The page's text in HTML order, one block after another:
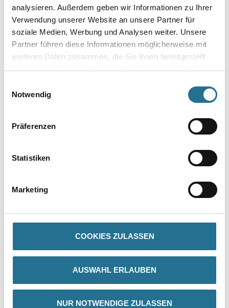
analysieren. Außerdem geben wir Informationen zu Ihrer
Verwendung unserer Website an unsere Partner für
soziale Medien, Werbung und Analysen weiter. Unsere
Partner führen diese Informationen möglicherweise mit
weiteren Daten zusammen, die Sie ihnen bereitgestellt
haben oder die sie im Rahmen Ihrer Nutzung der Dienste
Notwendig
Präferenzen
Statistiken
Marketing
COOKIES ZULASSEN
AUSWAHL ERLAUBEN
NUR NOTWENDIGE ZULASSEN
Breite in centimeter
Gebinde
Produkteigenschaft
- Organisch gebundenes, klinkerartig vorgefertigtes Putzteil
- A2-s1, d0 gemäß DIN EN 13501-1 (nichtbrennbar)
- Überwiegend aus mineralischen Grundstoffen
- Witterungsbeständig und UV-beständig
- Wasserdampfdiffusionsfähig